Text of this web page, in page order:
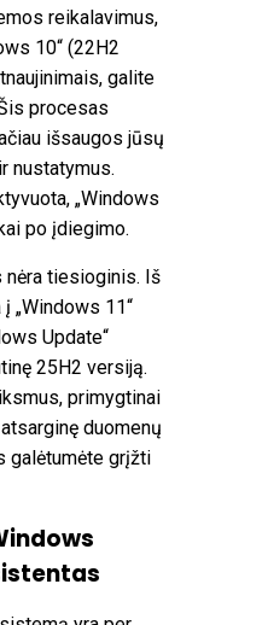
reikalavimus,
10“ (22H2
galite
procesas
išsaugos jūsų
nustatymus.
„Windows
po įdiegimo.
nėra tiesioginis. Iš
„Windows 11“
Update“
25H2 versiją.
primygtinai
duomenų
galėtumėte grįžti